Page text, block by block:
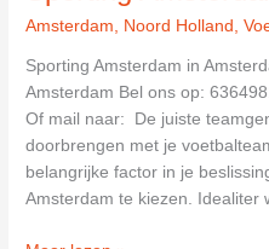
Amsterdam Noord Holland ,
Sporting Amsterdam in
Amsterdam Bel ons op:
Of mail naar: De juiste
doorbrengen met je
belangrijke factor in je
Amsterdam te kiezen. Idealiter